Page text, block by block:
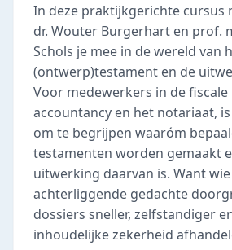
In deze praktijkgerichte cursus
dr. Wouter Burgerhart en prof.
Schols je mee in de wereld van
(ontwerp)testament en de
Voor medewerkers in de
accountancy en het notariaat,
om te begrijpen waaróm
testamenten worden gemaakt
uitwerking daarvan is. Want
achterliggende gedachte
dossiers sneller, zelfstandiger
inhoudelijke zekerheid